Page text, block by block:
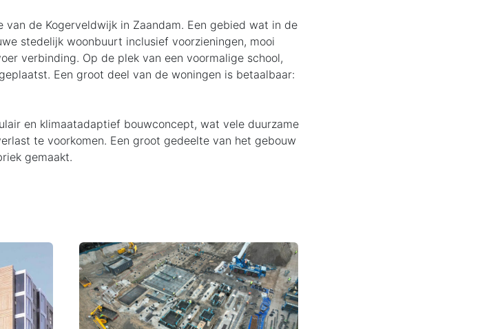
de Kogerveldwijk in Zaandam. Een gebied wat in de
stedelijk woonbuurt inclusief voorzieningen, mooi
verbinding. Op de plek van een voormalige school,
Een groot deel van de woningen is betaalbaar:
en klimaatadaptief bouwconcept, wat vele duurzame
te voorkomen. Een groot gedeelte van het gebouw
gemaakt.